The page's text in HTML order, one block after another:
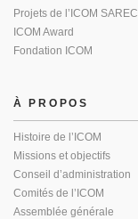
Projets de l’ICOM SAREC
ICOM Award
Fondation ICOM
À PROPOS
Histoire de l’ICOM
Missions et objectifs
Conseil d’administration
Comités de l’ICOM
Assemblée générale